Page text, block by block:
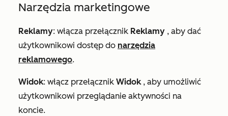
Narzędzia marketingowe
Reklamy: włącza przełącznik Reklamy , aby dać
użytkownikowi dostęp do narzędzia
reklamowego.
Widok: włącz przełącznik Widok, aby umożliwić
użytkownikowi przeglądanie aktywności na
koncie.